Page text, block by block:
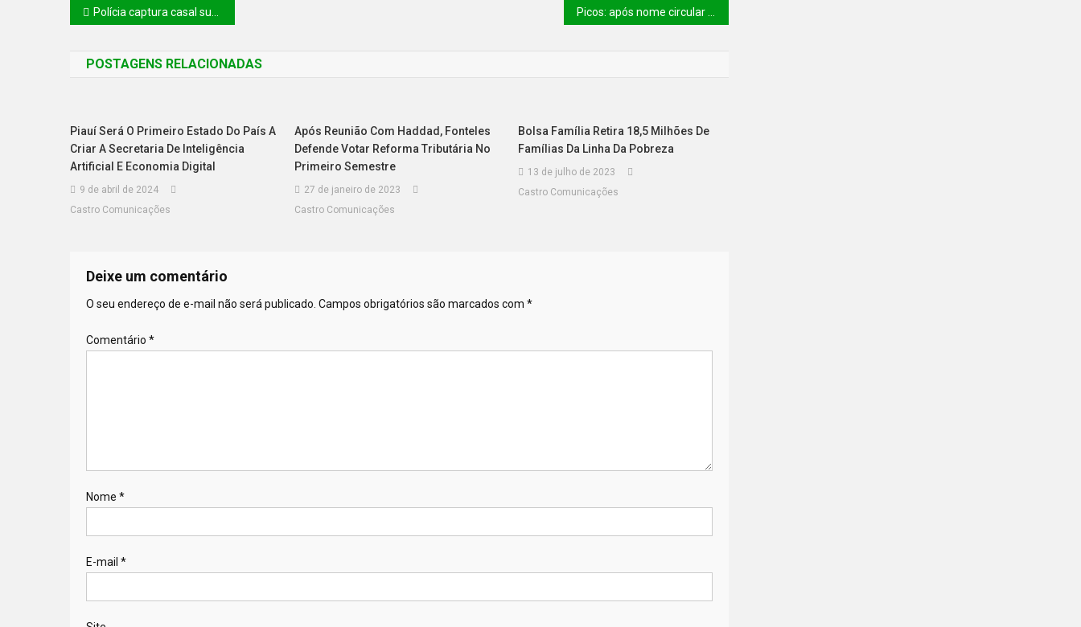
Polícia captura casal suspeito de matar servidor da prefeitura de Barras
POSTAGENS RELACIONADAS
Piauí Será O Primeiro Estado Do País A
Criar A Secretaria De Inteligência
Artificial E Economia Digital
9 de abril de 2024
Castro Comunicações
Após Reunião Com Haddad, Fonteles
Defende Votar Reforma Tributária No
Primeiro Semestre
27 de janeiro de 2023
Castro Comunicações
Bolsa Família Retira 18,5 Milhões De
Famílias Da Linha Da Pobreza
13 de julho de 2023
Castro Comunicações
Deixe um comentário
O seu endereço de e-mail não será publicado. Campos obrigatórios são marcados com *
Comentário *
Nome *
E-mail *